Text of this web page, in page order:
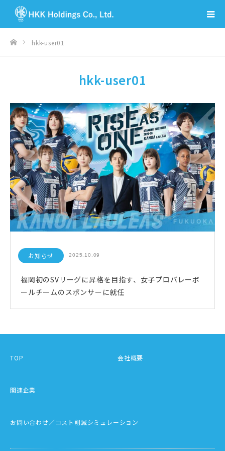
ホームhkk-user01
hkk-user01
お知らせ 2025.10.09
福岡初のSVリーグに昇格を目指す、女子プロバレーボ
ールチームのスポンサーに就任
TOP 会社概要
関連企業
お問い合わせ／コスト削減シミュレーション